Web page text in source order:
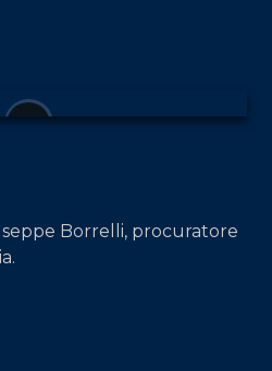
Borrelli, procuratore